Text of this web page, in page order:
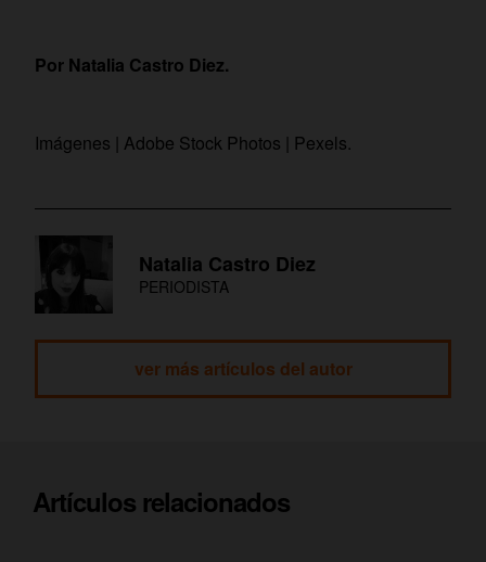
Por Natalia Castro Diez.
Imágenes | Adobe Stock Photos | Pexels.
Natalia Castro Diez
PERIODISTA
ver más artículos del autor
Artículos relacionados